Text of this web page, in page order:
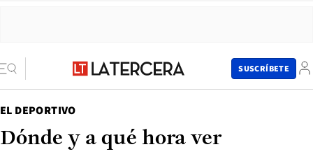
SUSCRÍBETE
EL DEPORTIVO
Dónde y a qué hora ver